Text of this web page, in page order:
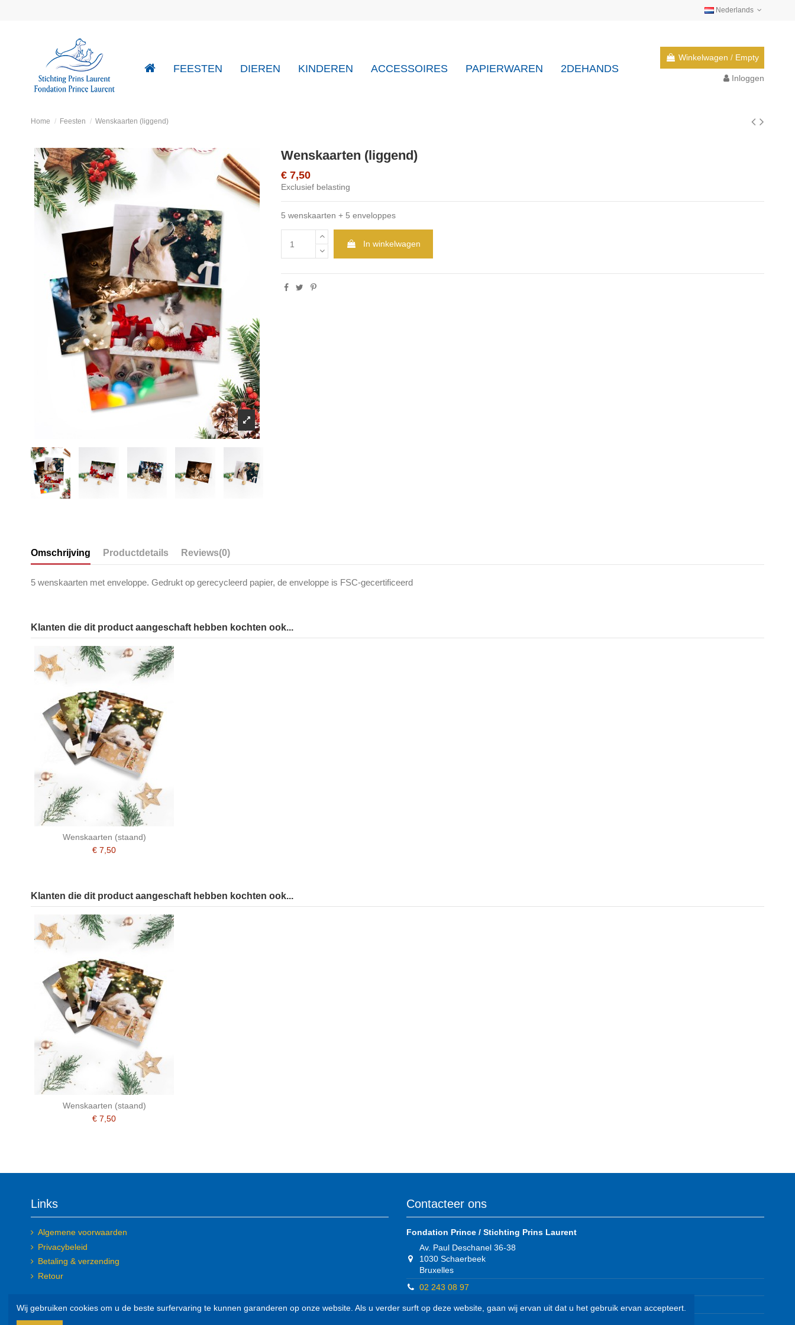
Nederlands
FEESTEN DIEREN KINDEREN ACCESSOIRES PAPIERWAREN 2DEHANDS
Winkelwagen / Empty
Inloggen
Home Feesten Wenskaarten (liggend)
Wenskaarten (liggend)
€ 7,50
Exclusief belasting
5 wenskaarten + 5 enveloppes
In winkelwagen
Omschrijving Productdetails Reviews(0)
5 wenskaarten met enveloppe. Gedrukt op gerecycleerd papier, de enveloppe is FSC-gecertificeerd
Klanten die dit product aangeschaft hebben kochten ook...
Wenskaarten (staand)
€ 7,50
Klanten die dit product aangeschaft hebben kochten ook...
Wenskaarten (staand)
€ 7,50
Links
Algemene voorwaarden
Privacybeleid
Betaling & verzending
Retour
Contacteer ons
Fondation Prince / Stichting Prins Laurent
Av. Paul Deschanel 36-38
1030 Schaerbeek
Bruxelles
02 243 08 97
shop@sfprlaurent.be
Wij gebruiken cookies om u de beste surfervaring te kunnen garanderen op onze website. Als u verder surft op deze website, gaan wij ervan uit dat u het gebruik ervan accepteert.